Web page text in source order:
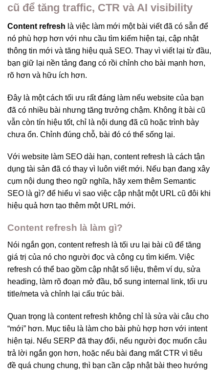
cũ để tăng traffic, CTR và AI visibility
Content refresh là việc làm mới một bài viết đã có sẵn để
nó phù hợp hơn với nhu cầu tìm kiếm hiện tại, cập nhật
thông tin mới và tăng hiệu quả SEO. Thay vì viết lại từ đầu,
bạn giữ lại nền tảng đang có rồi chỉnh cho bài mạnh hơn,
rõ hơn và hữu ích hơn.
Đây là một cách tối ưu rất đáng làm nếu website của bạn
đã có nhiều bài nhưng tăng trưởng chậm. Không ít bài cũ
vẫn còn tín hiệu tốt, chỉ là nội dung đã cũ hoặc trình bày
chưa ổn. Chỉnh đúng chỗ, bài đó có thể sống lại.
Với website làm SEO dài hạn, content refresh là cách tận
dụng tài sản đã có thay vì luôn viết mới. Nếu bạn đang xây
cụm nội dung theo ngữ nghĩa, hãy xem thêm Semantic
SEO là gì? để hiểu vì sao việc cập nhật một URL cũ đôi khi
hiệu quả hơn tạo thêm một URL mới.
Content refresh là làm gì?
Nói ngắn gọn, content refresh là tối ưu lại bài cũ để tăng
giá trị của nó cho người đọc và công cụ tìm kiếm. Việc
refresh có thể bao gồm cập nhật số liệu, thêm ví dụ, sửa
heading, làm rõ đoạn mở đầu, bổ sung internal link, tối ưu
title/meta và chỉnh lại cấu trúc bài.
Quan trọng là content refresh không chỉ là sửa vài câu cho
“mới” hơn. Mục tiêu là làm cho bài phù hợp hơn với intent
hiện tại. Nếu SERP đã thay đổi, nếu người đọc muốn câu
trả lời ngắn gọn hơn, hoặc nếu bài đang mất CTR vì tiêu
đề quá chung chung, thì bạn cần cập nhật bài theo hướng